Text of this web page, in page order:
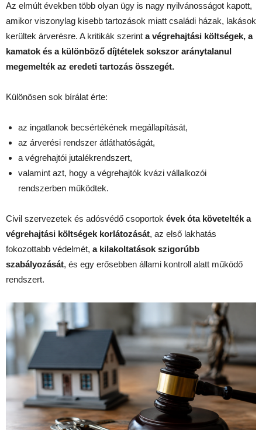
Az elmúlt években több olyan ügy is nagy nyilvánosságot kapott,
amikor viszonylag kisebb tartozások miatt családi házak, lakások
kerültek árverésre. A kritikák szerint a végrehajtási költségek, a
kamatok és a különböző díjtételek sokszor aránytalanul
megemelték az eredeti tartozás összegét.
Különösen sok bírálat érte:
az ingatlanok becsértékének megállapítását,
az árverési rendszer átláthatóságát,
a végrehajtói jutalékrendszert,
valamint azt, hogy a végrehajtók kvázi vállalkozói
rendszerben működtek.
Civil szervezetek és adósvédő csoportok évek óta követelték a
végrehajtási költségek korlátozását, az első lakhatás
fokozottabb védelmét, a kilakoltatások szigorúbb
szabályozását, és egy erősebben állami kontroll alatt működő
rendszert.